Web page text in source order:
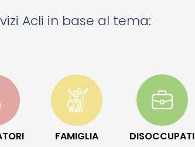
Acli in base al tema:
FAMIGLIA DISOCCUPATI